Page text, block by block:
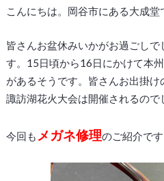
こんにちは。岡谷市にある大成堂
皆さんお盆休みいかがお過ごし
す。15日頃から16日にかけて本
があるそうです。皆さんお出掛け
諏訪湖花火大会は開催されるので
今回も メガネ修理のご紹介です